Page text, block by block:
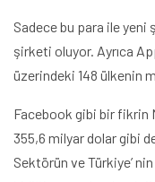
Sadece bu para ile yeni
şirketi oluyor. Ayrıca
üzerindeki 148 ülkenin
Facebook gibi bir fikrin
355,6 milyar dolar gibi
Sektörün ve Türkiye’